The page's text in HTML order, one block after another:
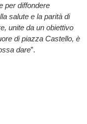
per diffondere
salute e la parità di
unite da un obiettivo
di piazza Castello, è
dare”.